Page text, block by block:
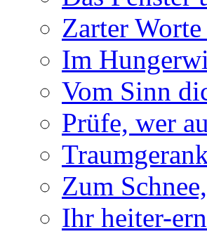
Zarter
Im
Vom Sinn
Prüfe, wer
Zum
Ihr heiter-